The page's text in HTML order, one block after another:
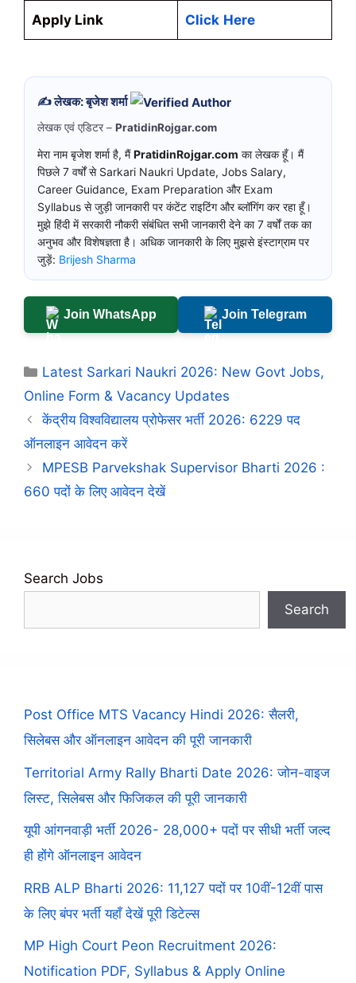
Apply Link Click Here
✍️ लेखक: बृजेश शर्मा
लेखक एवं एडिटर – PratidinRojgar.com
मेरा नाम बृजेश शर्मा है, मैंPratidinRojgar.com का लेखक हूँ। मैं
पिछले 7 वर्षों से Sarkari Naukri Update, Jobs Salary,
Career Guidance, Exam Preparation और Exam
Syllabus से जुड़ी जानकारी पर कंटेंट राइटिंग और ब्लॉगिंग कर रहा हूँ।
मुझे हिंदी में सरकारी नौकरी संबंधित सभी जानकारी देने का 7 वर्षों तक का
अनुभव और विशेषज्ञता है। अधिक जानकारी के लिए मुझसे इंस्टाग्राम पर
जुड़ें: Brijesh Sharma
Join WhatsApp Join Telegram
Categories
Latest Sarkari Naukri 2026: New Govt Jobs,
Online Form & Vacancy Updates
केंद्रीय विश्वविद्यालय प्रोफेसर भर्ती 2026: 6229 पद
ऑनलाइन आवेदन करें
MPESB Parvekshak Supervisor Bharti 2026 :
660 पदों के लिए आवेदन देखें
Search Jobs
Search
Post Office MTS Vacancy Hindi 2026: सैलरी,
सिलेबस और ऑनलाइन आवेदन की पूरी जानकारी
Territorial Army Rally Bharti Date 2026: जोन-वाइज
लिस्ट, सिलेबस और फिजिकल की पूरी जानकारी
यूपी आंगनवाड़ी भर्ती 2026- 28,000+ पदों पर सीधी भर्ती जल्द
ही होंगे ऑनलाइन आवेदन
RRB ALP Bharti 2026: 11,127 पदों पर 10वीं-12वीं पास
के लिए बंपर भर्ती यहाँ देखें पूरी डिटेल्स
MP High Court Peon Recruitment 2026:
Notification PDF, Syllabus & Apply Online